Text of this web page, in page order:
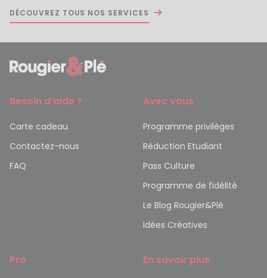
DÉCOUVREZ TOUS NOS SERVICES
Besoin d’aide ?
Carte cadeau
Contactez-nous
FAQ
Avec vous
Programme privilèges
Réduction Etudiant
Pass Culture
Programme de fidélité
Le Blog Rougier&Plé
Idées Créatives
Pro En savoir plus